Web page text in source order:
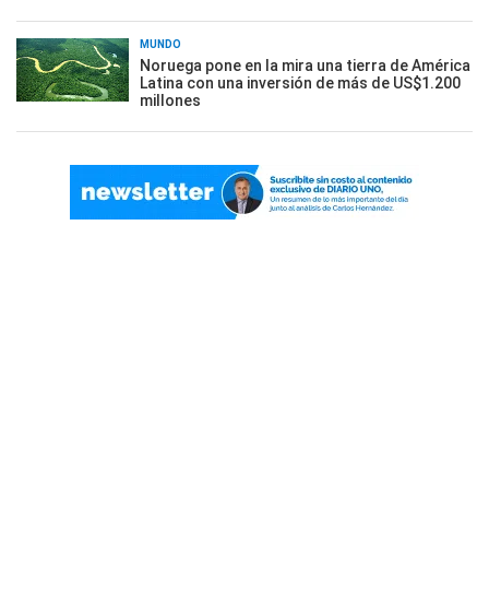
MUNDO
Noruega pone en la mira una tierra de América
Latina con una inversión de más de US$1.200
millones